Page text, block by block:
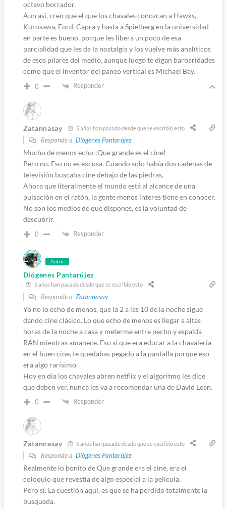
octavo borrador.
Aun así, creo que el que los chavales conozcan a Hawks,
Kurosawa, Ford, Capra y hasta a Spielberg en la universidad
en parte es bueno, porque les libera un poco de esa
parcialidad que les da la nostalgia y los vuelve más analíticos
de esos pilares del medio, aunque luego te digan barbaridades
como que el inventor del paneo vertical es Michael Bay.
0 Responder
Zatannasay 5 años han pasado desde que se escribió esto
Responde a Diógenes Pantarújez
Mucho de menos echo ¡Que grande es el cine!
Pero no. Eso no es excusa. Cuando solo había dos cadenas de
televisión buscaba cine debajo de las piedras.
Ahora que literalmente el mundo está al alcance de una
pulsación en el ratón, la gente menos interes tiene en conocer.
No son los medios de que dispones, es la voluntad de
descubrir.
0 Responder
Autor
Diógenes Pantarújez
5 años han pasado desde que se escribió esto
Responde a Zatannasay
Yo no lo echo de menos, que la 2 a las 10 de la noche sigue
dando cine clásico. Lo que echo de menos es llegar a altas
horas de la noche a casa y meterme entre pecho y espalda
RAN mientras amanece. Eso sí que era educar a la chavaleria
en el buen cine, te quedabas pegado a la pantalla porque eso
era algo rarísimo.
Hoy en día los chavales abren netflix y el algoritmo les dice
que deben ver, nunca les va a recomendar una de David Lean.
0 Responder
Zatannasay 5 años han pasado desde que se escribió esto
Responde a Diógenes Pantarújez
Realmente lo bonito de Que grande era el cine, era el
coloquio que revestía de algo especial a la película.
Pero sí. La cuestión aquí, es que se ha perdido totalmente la
busqueda.